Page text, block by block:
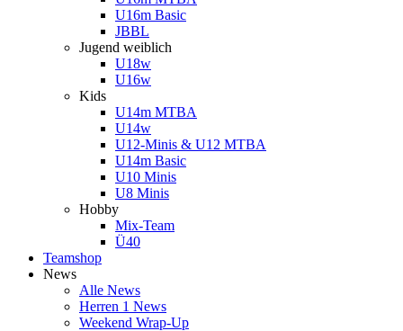
U16m Basic
JBBL
Jugend weiblich
U18w
U16w
Kids
U14m MTBA
U14w
U12-Minis & U12 MTBA
U14m Basic
U10 Minis
U8 Minis
Hobby
Mix-Team
Ü40
Teamshop
News
Alle News
Herren 1 News
Weekend Wrap-Up